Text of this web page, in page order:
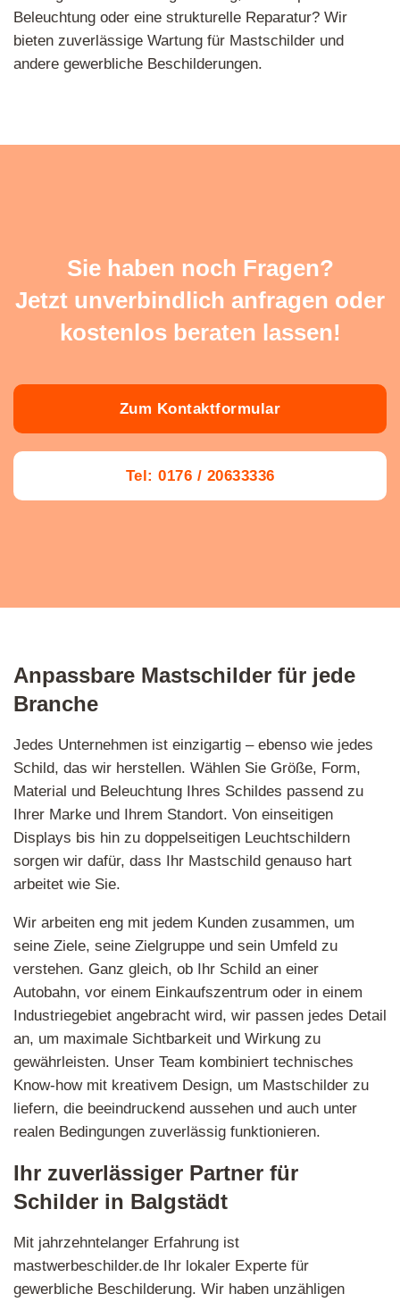
Beleuchtung oder eine strukturelle Reparatur? Wir
bieten zuverlässige Wartung für Mastschilder und
andere gewerbliche Beschilderungen.
Sie haben noch Fragen?
Jetzt unverbindlich anfragen oder
kostenlos beraten lassen!
Zum Kontaktformular
Tel: 0176 / 20633336
Anpassbare Mastschilder für jede
Branche
Jedes Unternehmen ist einzigartig – ebenso wie jedes
Schild, das wir herstellen. Wählen Sie Größe, Form,
Material und Beleuchtung Ihres Schildes passend zu
Ihrer Marke und Ihrem Standort. Von einseitigen
Displays bis hin zu doppelseitigen Leuchtschildern
sorgen wir dafür, dass Ihr Mastschild genauso hart
arbeitet wie Sie.
Wir arbeiten eng mit jedem Kunden zusammen, um
seine Ziele, seine Zielgruppe und sein Umfeld zu
verstehen. Ganz gleich, ob Ihr Schild an einer
Autobahn, vor einem Einkaufszentrum oder in einem
Industriegebiet angebracht wird, wir passen jedes Detail
an, um maximale Sichtbarkeit und Wirkung zu
gewährleisten. Unser Team kombiniert technisches
Know-how mit kreativem Design, um Mastschilder zu
liefern, die beeindruckend aussehen und auch unter
realen Bedingungen zuverlässig funktionieren.
Ihr zuverlässiger Partner für
Schilder in Balgstädt
Mit jahrzehntelanger Erfahrung ist
mastwerbeschilder.de Ihr lokaler Experte für
gewerbliche Beschilderung. Wir haben unzähligen